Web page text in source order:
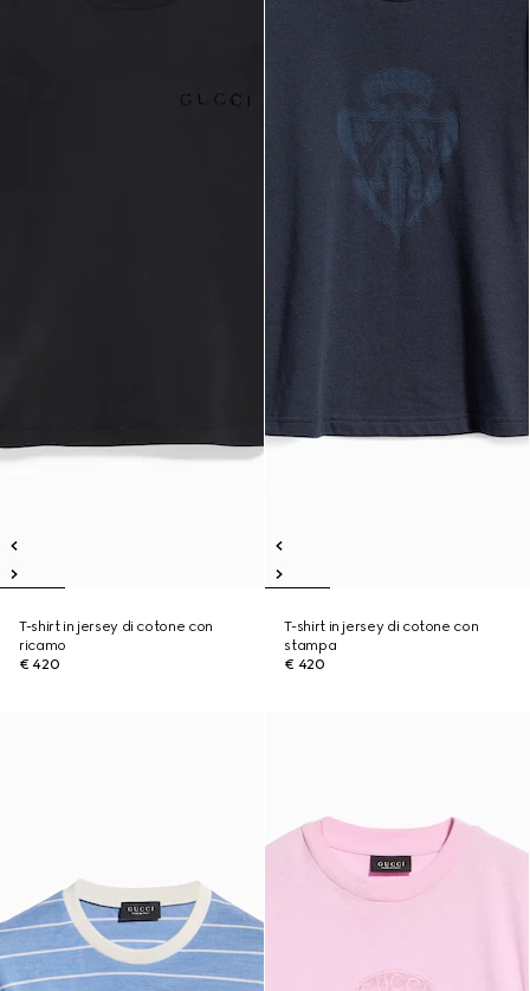
T-shirt in jersey di cotone con
ricamo
€ 420
T-shirt in jersey di cotone con
stampa
€ 420